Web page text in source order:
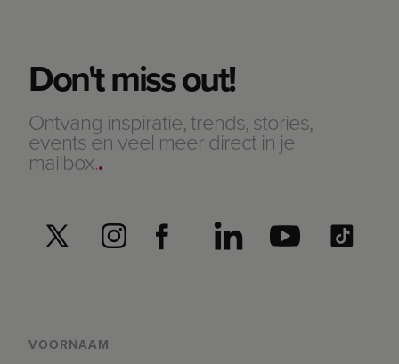
Don't miss out!
Ontvang inspiratie, trends, stories,
events en veel meer direct in je
mailbox..
VOORNAAM